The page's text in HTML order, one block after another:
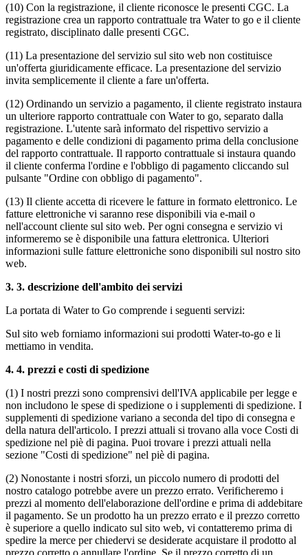
(10) Con la registrazione, il cliente riconosce le presenti CGC. La
registrazione crea un rapporto contrattuale tra Water to go e il cliente
registrato, disciplinato dalle presenti CGC.
(11) La presentazione del servizio sul sito web non costituisce
un'offerta giuridicamente efficace. La presentazione del servizio
invita semplicemente il cliente a fare un'offerta.
(12) Ordinando un servizio a pagamento, il cliente registrato instaura
un ulteriore rapporto contrattuale con Water to go, separato dalla
registrazione. L'utente sarà informato del rispettivo servizio a
pagamento e delle condizioni di pagamento prima della conclusione
del rapporto contrattuale. Il rapporto contrattuale si instaura quando
il cliente conferma l'ordine e l'obbligo di pagamento cliccando sul
pulsante "Ordine con obbligo di pagamento".
(13) Il cliente accetta di ricevere le fatture in formato elettronico. Le
fatture elettroniche vi saranno rese disponibili via e-mail o
nell'account cliente sul sito web. Per ogni consegna e servizio vi
informeremo se è disponibile una fattura elettronica. Ulteriori
informazioni sulle fatture elettroniche sono disponibili sul nostro sito
web.
3. 3. descrizione dell'ambito dei servizi
La portata di Water to Go comprende i seguenti servizi:
Sul sito web forniamo informazioni sui prodotti Water-to-go e li
mettiamo in vendita.
4. 4. prezzi e costi di spedizione
(1) I nostri prezzi sono comprensivi dell'IVA applicabile per legge e
non includono le spese di spedizione o i supplementi di spedizione. I
supplementi di spedizione variano a seconda del tipo di consegna e
della natura dell'articolo. I prezzi attuali si trovano alla voce Costi di
spedizione nel piè di pagina. Puoi trovare i prezzi attuali nella
sezione "Costi di spedizione" nel piè di pagina.
(2) Nonostante i nostri sforzi, un piccolo numero di prodotti del
nostro catalogo potrebbe avere un prezzo errato. Verificheremo i
prezzi al momento dell'elaborazione dell'ordine e prima di addebitare
il pagamento. Se un prodotto ha un prezzo errato e il prezzo corretto
è superiore a quello indicato sul sito web, vi contatteremo prima di
spedire la merce per chiedervi se desiderate acquistare il prodotto al
prezzo corretto o annullare l'ordine. Se il prezzo corretto di un